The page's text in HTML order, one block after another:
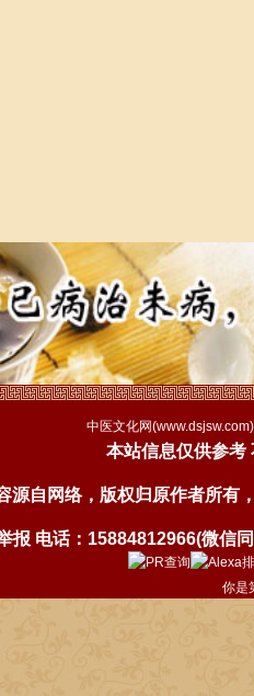
中医文化网(www.dsjsw.com
本站信息仅供参考
源自网络，版权归原作者所有
报 电话：15884812966(微
你是